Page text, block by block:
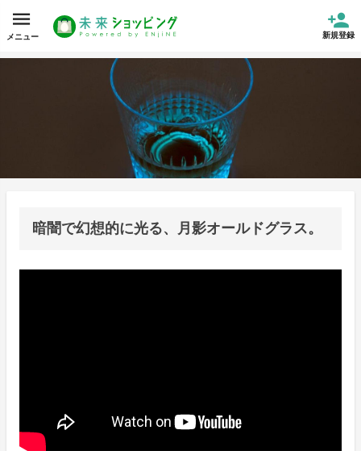
メニュー 新規登録
暗闇で幻想的に光る、月影オールドグラス。